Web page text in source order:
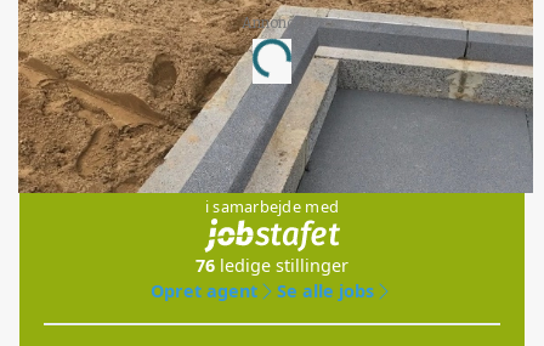
Annonce
Loading...
Jobs
i samarbejde med
76 ledige stillinger
Opret agent
Se alle jobs